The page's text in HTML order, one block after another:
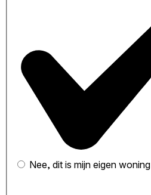
Nee, dit is mijn eigen woning